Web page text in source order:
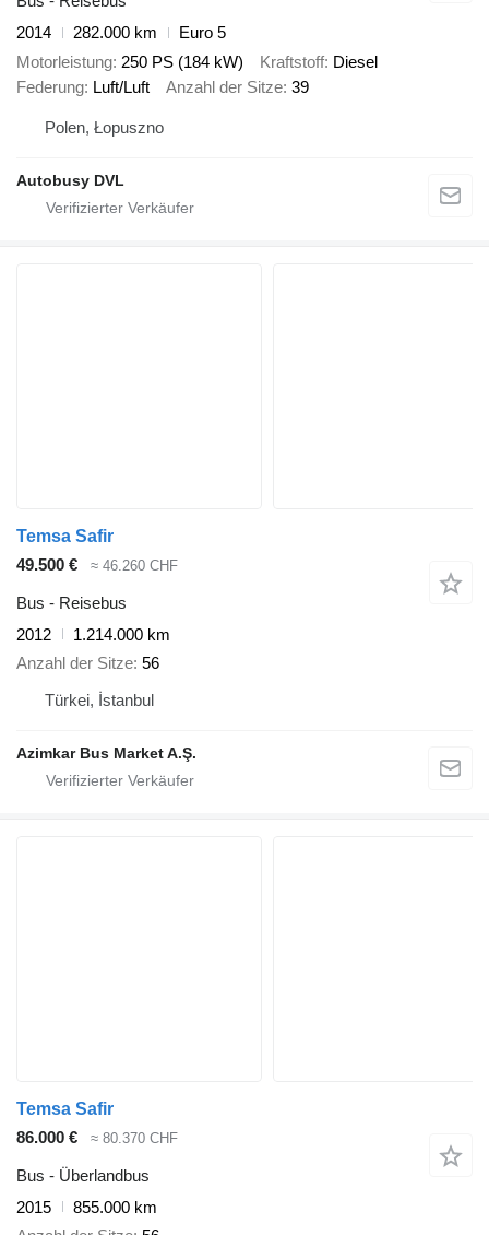
2014
282.000 km
Euro 5
Motorleistung 250 PS (184 kW) Kraftstoff Diesel
Federung Luft/Luft Anzahl der Sitze 39
Polen, Łopuszno
Autobusy DVL
Temsa Safir
49.500 €
≈ 46.260 CHF
Bus - Reisebus
2012
1.214.000 km
Anzahl der Sitze 56
Türkei, İstanbul
Azimkar Bus Market A.Ş.
Temsa Safir
86.000 €
≈ 80.370 CHF
Bus - Überlandbus
2015
855.000 km